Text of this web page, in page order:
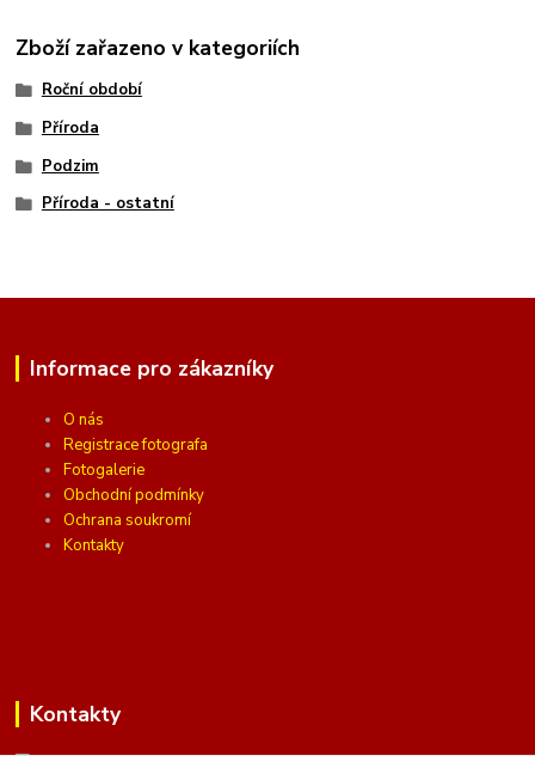
Zboží zařazeno v kategoriích
Roční období
Příroda
Podzim
Příroda - ostatní
Informace pro zákazníky
O nás
Registrace fotografa
Fotogalerie
Obchodní podmínky
Ochrana soukromí
Kontakty
Kontakty